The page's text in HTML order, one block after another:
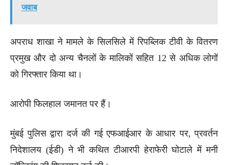
जवाब
अपराध शाखा ने मामले के सिलसिले में रिपब्लिक टीवी के वितरण
प्रमुख और दो अन्य चैनलों के मालिकों सहित 12 से अधिक लोगों
को गिरफ्तार किया था।
आरोपी फिलहाल जमानत पर हैं।
मुंबई पुलिस द्वारा दर्ज की गई एफआईआर के आधार पर, प्रवर्तन
निदेशालय (ईडी) ने भी कथित टीआरपी हेराफेरी घोटाले में मनी